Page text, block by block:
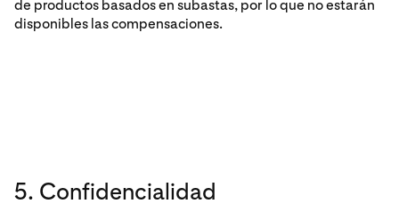
de productos basados en subastas, por lo que no estarán
disponibles las compensaciones.
5. Confidencialidad